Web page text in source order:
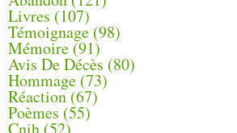
Livres (107)
Témoignage (98)
Mémoire (91)
Avis De Décès (80)
Hommage (73)
Réaction(67)
Poèmes (55)
Cnih (52)